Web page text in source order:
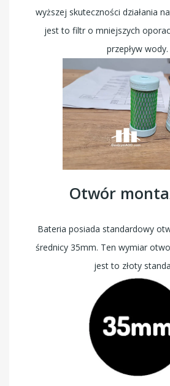
wyższej skuteczności działania
jest to filtr o mniejszych
przepływ wody.
Otwór
Bateria posiada standardowy
średnicy 35mm. Ten wymiar
jest to złoty